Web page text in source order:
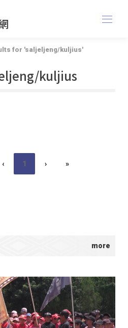
for 'saljeljeng/kuljius'
kuljius
‹ 1 › »